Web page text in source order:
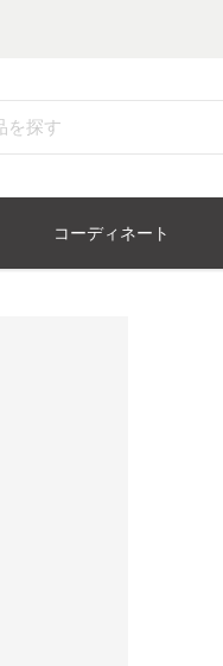
コーディネート